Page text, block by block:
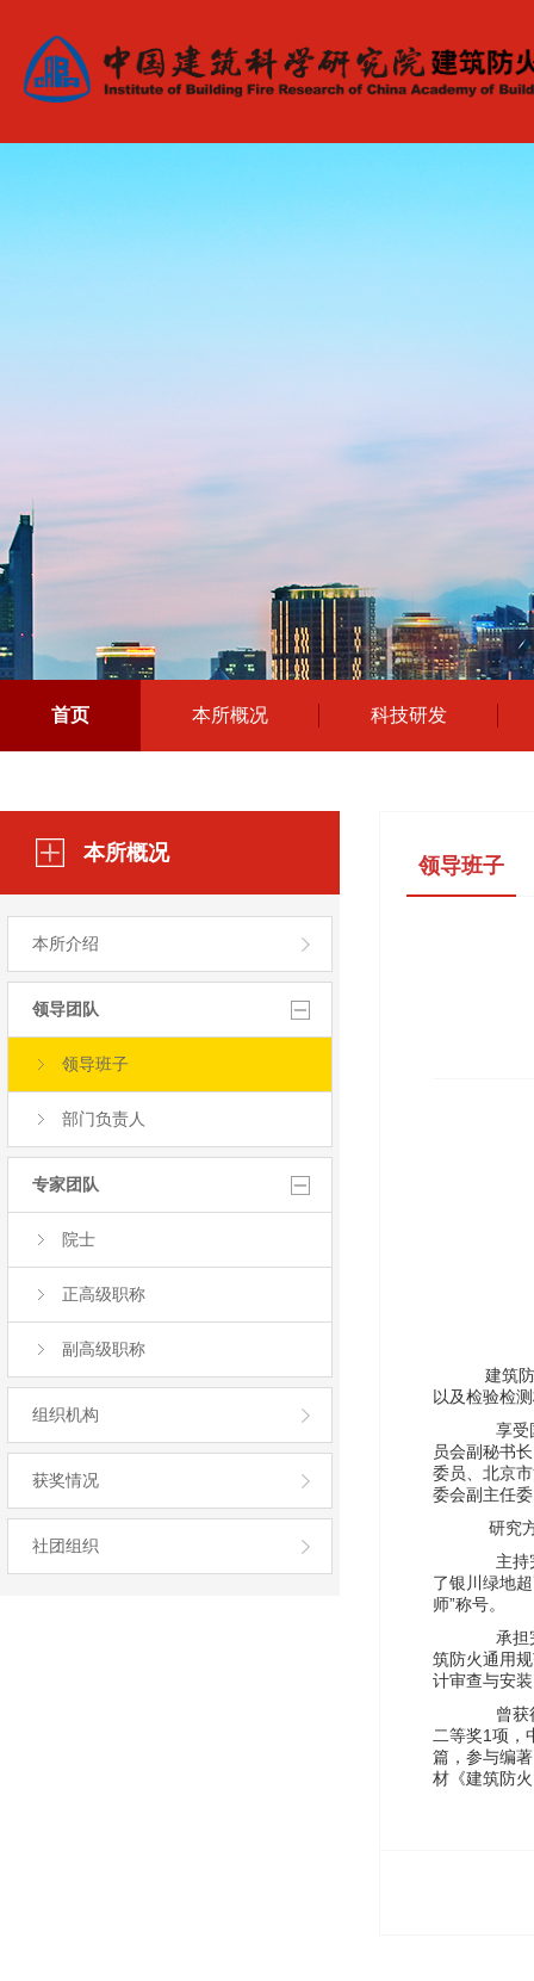
首页 本所概况 科技研发
本所概况
本所介绍
领导团队
领导班子
部门负责人
专家团队
院士
正高级职称
副高级职称
组织机构
获奖情况
社团组织
领导班子
建筑防火
以及检验检
享受国务
员会副秘书
委员、北京
委会副主任
研究
主持完成
了银川绿地
师”称号。
承担完成
筑防火通用
计审查与安
曾获得公
二等奖1项，
篇，参与编
材《建筑防